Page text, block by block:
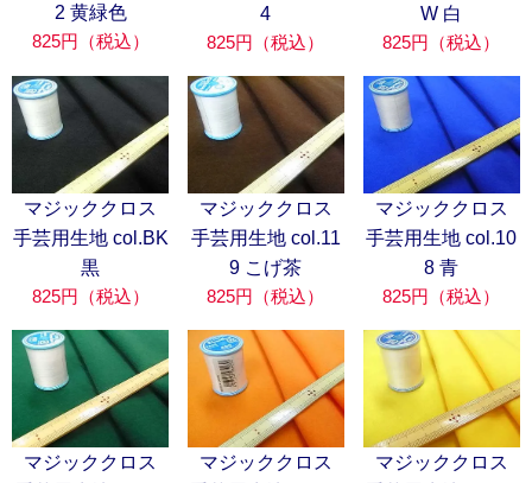
2 黄緑色
825円（税込）
4
825円（税込）
W 白
825円（税込）
マジッククロス
手芸用生地 col.BK
黒
825円（税込）
マジッククロス
手芸用生地 col.11
9 こげ茶
825円（税込）
マジッククロス
手芸用生地 col.10
8 青
825円（税込）
マジッククロス
マジッククロス
マジッククロス